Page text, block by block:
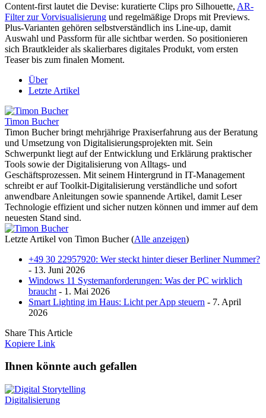
Content-first lautet die Devise: kuratierte Clips pro Silhouette, AR-
Filter zur Vorvisualisierung und regelmäßige Drops mit Previews.
Plus-Varianten gehören selbstverständlich ins Line-up, damit
Auswahl und Passform für alle sichtbar werden. So positionieren
sich Brautkleider als skalierbares digitales Produkt, vom ersten
Teaser bis zum finalen Moment.
Über
Letzte Artikel
Timon Bucher
Timon Bucher bringt mehrjährige Praxiserfahrung aus der Beratung
und Umsetzung von Digitalisierungsprojekten mit. Sein
Schwerpunkt liegt auf der Entwicklung und Erklärung praktischer
Tools sowie der Digitalisierung von Alltags- und
Geschäftsprozessen. Mit seinem Hintergrund in IT-Management
schreibt er auf Toolkit-Digitalisierung verständliche und sofort
anwendbare Anleitungen sowie spannende Artikel, damit Leser
Technologie effizient und sicher nutzen können und immer auf dem
neuesten Stand sind.
Letzte Artikel von Timon Bucher(Alle anzeigen)
+49 30 22957920: Wer steckt hinter dieser Berliner Nummer?
- 13. Juni 2026
Windows 11 Systemanforderungen: Was der PC wirklich
braucht - 1. Mai 2026
Smart Lighting im Haus: Licht per App steuern - 7. April
2026
Share This Article
Kopiere Link
Ihnen könnte auch gefallen
Digitalisierung